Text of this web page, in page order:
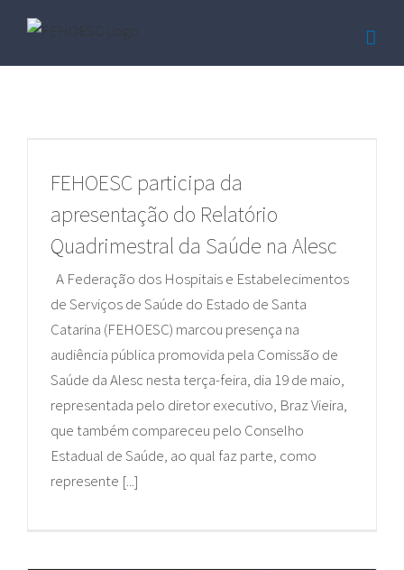
o
FEHOESC participa da
apresentação do Relatório
Quadrimestral da Saúde na Alesc
A Federação dos Hospitais e Estabelecimentos
de Serviços de Saúde do Estado de Santa
Catarina (FEHOESC) marcou presença na
audiência pública promovida pela Comissão de
Saúde da Alesc nesta terça-feira, dia 19 de maio,
representada pelo diretor executivo, Braz Vieira,
que também compareceu pelo Conselho
Estadual de Saúde, ao qual faz parte, como
represente [...]